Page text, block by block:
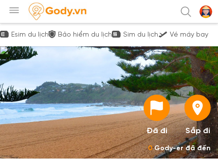
Esim du lịch Bảo hiểm du lịch Sim du lịch Vé máy bay
Đã đi Sắp đi
0Gody-er đã đến